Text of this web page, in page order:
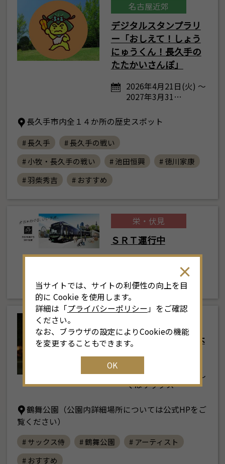
2026年8月
火
1
2 3 4 5
9 10
16 17 18 19 20
26
3 4
<< >>
名古屋近郊
デジタルスタンプラリ
ー「おしえて！しょう
にゅうくん！長久手の
たたかいさんぽ」
2026年4月21日(火) ～
2027年3月31…
長久手市内全１４か所の歴史スポット
# 長久手
# 長久手の戦い
# 小牧・長久手の戦い
# 池田恒興
# 徳川家康
# 羽柴秀吉
# おすすめ
栄・伏見
ＳＲＴ運行中
月、運行中（火…
サックス侍 鶴舞公園 木
原則毎週木曜日（詳し
くはサックス…
鶴舞公園（公園内詳細場所については公式HPをご
覧ください）
# サックス侍 # 鶴舞公園
# アーティスト
# おすすめ
当サイトでは、サイトの利便性の向上を目
的に Cookie を使用します。
詳細は「プライバシーポリシー 」をご確認
ください。
なお、ブラウザの設定によりCookieの機能
を変更することもできます。
OK